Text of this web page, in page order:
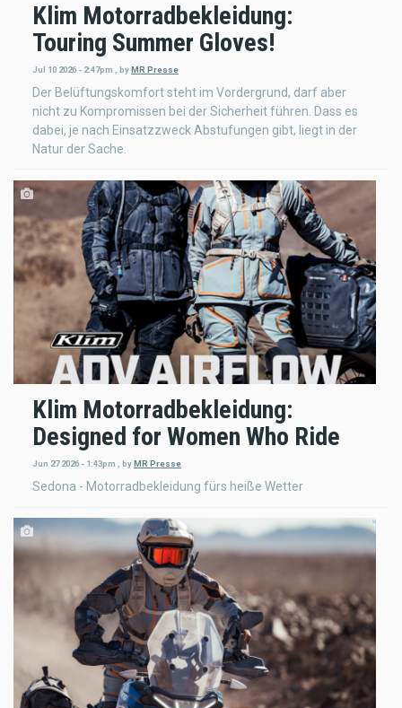
Klim Motorradbekleidung:
Touring Summer Gloves!
Jul 10 2026 - 2:47pm byMR Presse
Der Belüftungskomfort steht im Vordergrund, darf aber
nicht zu Kompromissen bei der Sicherheit führen. Dass es
dabei, je nach Einsatzzweck Abstufungen gibt, liegt in der
Natur der Sache.
Klim Motorradbekleidung:
Designed for Women Who Ride
Jun 27 2026 - 1:43pm byMR Presse
Sedona - Motorradbekleidung fürs heiße Wetter